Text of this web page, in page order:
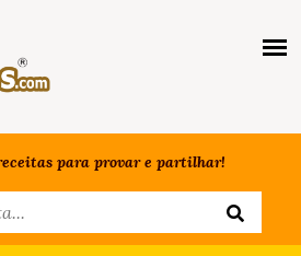
para provar e partilhar!